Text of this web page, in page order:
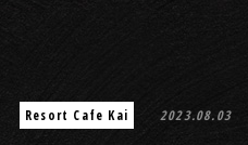
Resort Cafe Kai 2023.08.03